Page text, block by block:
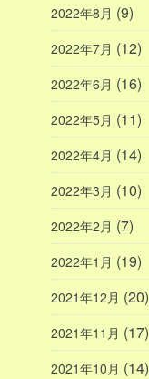
2022年8月 (9)
2022年7月 (12)
2022年6月 (16)
2022年5月 (11)
2022年4月 (14)
2022年3月 (10)
2022年2月 (7)
2022年1月 (19)
2021年12月 (20)
2021年11月 (17)
2021年10月 (14)